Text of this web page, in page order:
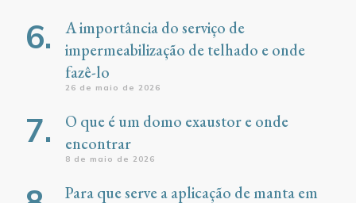
A importância do serviço de
impermeabilização de telhado e onde
fazê-lo
26 de maio de 2026
O que é um domo exaustor e onde
encontrar
8 de maio de 2026
Para que serve a aplicação de manta em